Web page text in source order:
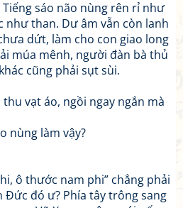
sáo não nùng rên rỉ như
than. Dư âm vẫn còn lanh
dứt, làm cho con giao long
múa mênh, người đàn bà thủ
cũng phải sụt sùi.
vạt áo, ngồi ngay ngắn mà
nùng làm vậy?
ô thước nam phi” chẳng phải
Đức đó ư? Phía tây trông sang